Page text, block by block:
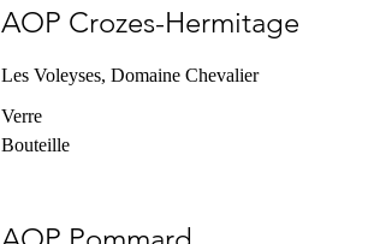
AOP Crozes-Hermitage
Les Voleyses, Domaine Chevalier
Verre
Bouteille